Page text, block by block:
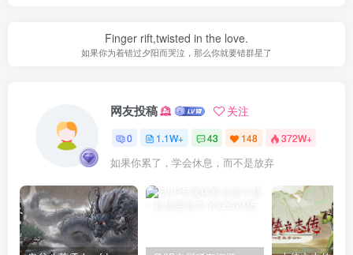
Finger rift,twisted in the love.
如果你为着错过夕阳而哭泣，那么你就要错群星了
网友投稿 关注
0 1.1W+ 43 148 372W+
如果你累了，学会休息，而不是放弃